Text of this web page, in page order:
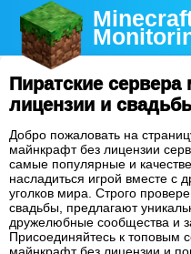
Пиратские
лицензии и
Добро пожаловать на
майнкрафт без лицензии
самые популярные и
насладиться игрой вместе с
уголков мира. Строго
свадьбы, предлагают
дружелюбные сообщества и
Присоединяйтесь к топовым